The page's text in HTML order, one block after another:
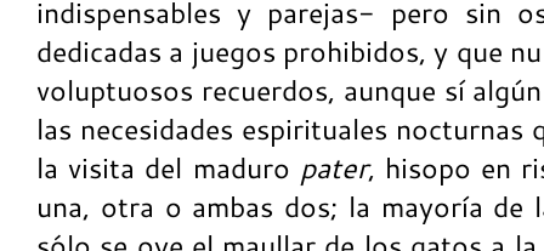
indispensables y parejas- pero sin
dedicadas a juegos prohibidos, y que
voluptuosos recuerdos, aunque sí
las necesidades espirituales nocturnas
la visita del maduro pater, hisopo en
una, otra o ambas dos; la mayoría de